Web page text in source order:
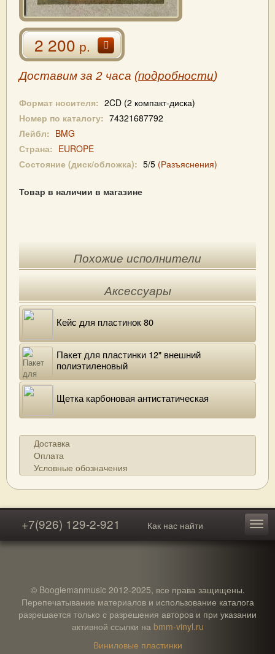
2 200р.
Доставим за 2 часа (подробности)
Формат носителя: 2CD (2 компакт-диска)
Номер по каталогу: 74321687792
Лейбл: BMG
Страна: EUROPE
Состояние (диск/обложка): 5/5 (Разъяснения)
Товар в наличии в магазине
Похожие исполнители
Аксессуары
Кейс для пластинок 80
Пакет для пластинки 12" внешний
полиэтиленовый
Щетка карбоновая антистатическая
Доставка
Оплата
Условные обозначения
+7(926) 129-2-921 Как нас найти
© Boogiemanmusic 2012-2025, все права защищены.
Перепечатывание материалов и использование каталога
разрешается только с разрешения авторов и при указании
активной ссылки на bmm-vinyl.ru
Виниловые пластинки